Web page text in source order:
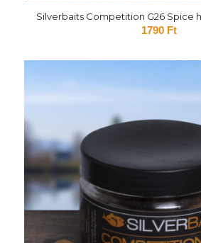
Silverbaits Competition G26 Spice
1790 Ft